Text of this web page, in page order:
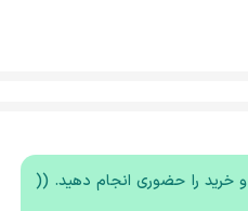
و خرید را حضوری انجام دهید. ((